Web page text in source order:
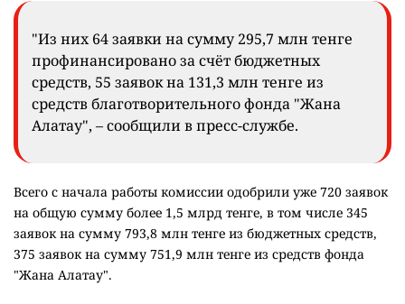
"Из них 64 заявки на сумму 295,7 млн тенге
профинансировано за счёт бюджетных
средств, 55 заявок на 131,3 млн тенге из
средств благотворительного фонда "Жана
Алатау", – сообщили в пресс-службе.
Всего с начала работы комиссии одобрили уже 720 заявок
на общую сумму более 1,5 млрд тенге, в том числе 345
заявок на сумму 793,8 млн тенге из бюджетных средств,
375 заявок на сумму 751,9 млн тенге из средств фонда
"Жана Алатау".